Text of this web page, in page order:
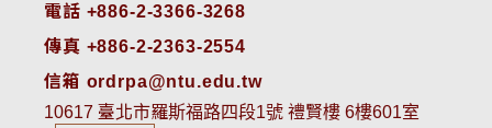
電話 +886-2-3366-3268
傳真 +886-2-2363-2554
信箱 ordrpa@ntu.edu.tw
10617 臺北市羅斯福路四段1號 禮賢樓 6樓601室